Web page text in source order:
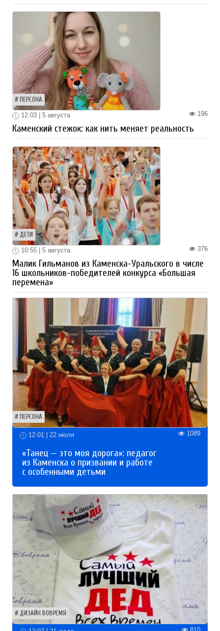
ПЕРСОНА
196
12:03 | 5 августа
Каменский стежок: как нить меняет реальность
ДЕТИ
376
10:55 | 5 августа
Малик Гильманов из Каменска-Уральского в числе
16 школьников-победителей конкурса «Большая
перемена»
ПЕРСОНА
12:01 | 22 июля 1089
«Танец — это моя дорога»: педагог
из Каменска о призвании и работе
с особенными детьми
ДИЗАЙН ВОВРЕМЯ